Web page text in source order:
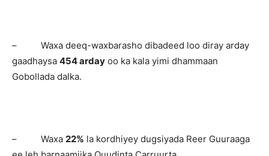
– Waxa deeq-waxbarasho dibadeed loo diray arday
gaadhaysa 454 arday oo ka kala yimi dhammaan
Gobollada dalka.
– Waxa 22% la kordhiyey dugsiyada Reer Guuraaga